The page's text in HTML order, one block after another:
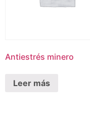
Antiestrés minero
Leer más